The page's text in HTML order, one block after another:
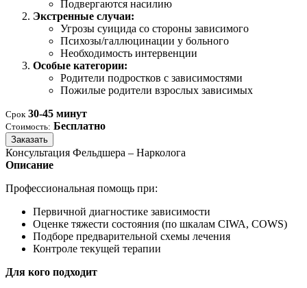
Подвергаются насилию
Экстренные случаи:
Угрозы суицида со стороны зависимого
Психозы/галлюцинации у больного
Необходимость интервенции
Особые категории:
Родители подростков с зависимостями
Пожилые родители взрослых зависимых
Срок 30-45 минут
Стоимость: Бесплатно
Заказать
Консультация Фельдшера – Нарколога
Описание
Профессиональная помощь при:
Первичной диагностике зависимости
Оценке тяжести состояния (по шкалам CIWA, COWS)
Подборе предварительной схемы лечения
Контроле текущей терапии
Для кого подходит